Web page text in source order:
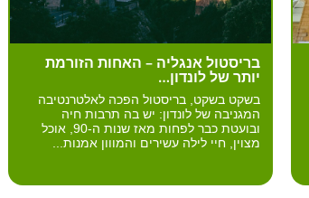
בריסטול אנגליה – האחות הזורמת
יותר של לונדון…
בשקט בשקט, בריסטול הפכה לאלטרנטיבה
המגניבה של לונדון: יש בה תרבות חיה
ובועטת כבר לפחות מאז שנות ה-90, אוכל
מצוין, חיי לילה עשירים והמווון אמנות...